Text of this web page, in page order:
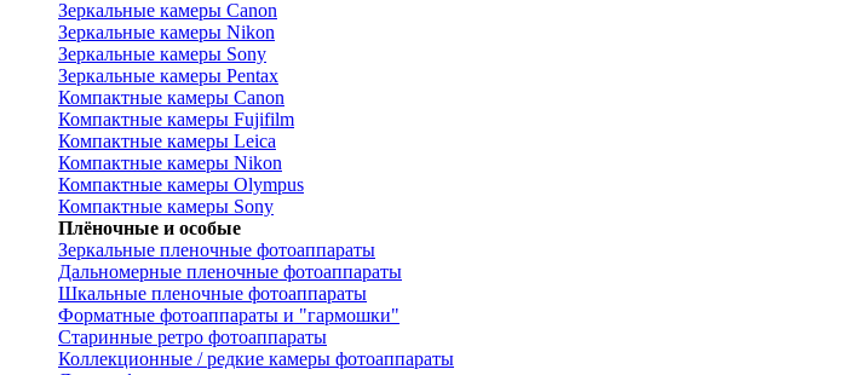
Зеркальные камеры Canon
Зеркальные камеры Nikon
Зеркальные камеры Sony
Зеркальные камеры Pentax
Компактные камеры Canon
Компактные камеры Fujifilm
Компактные камеры Leica
Компактные камеры Nikon
Компактные камеры Olympus
Компактные камеры Sony
Плёночные и особые
Зеркальные пленочные фотоаппараты
Дальномерные пленочные фотоаппараты
Шкальные пленочные фотоаппараты
Форматные фотоаппараты и "гармошки"
Старинные ретро фотоаппараты
Коллекционные / редкие камеры фотоаппараты